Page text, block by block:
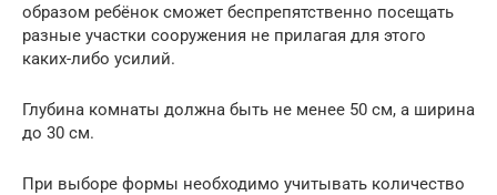
образом ребёнок сможет беспрепятственно посещать
разные участки сооружения не прилагая для этого
каких-либо усилий.
Глубина комнаты должна быть не менее 50 см, а ширина
до 30 см.
При выборе формы необходимо учитывать количество